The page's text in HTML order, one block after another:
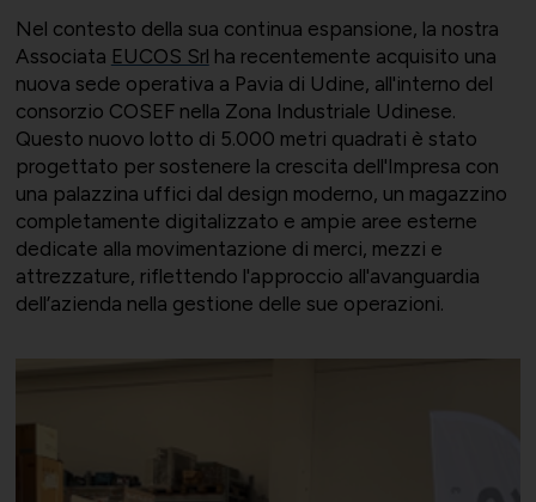
Nel contesto della sua continua espansione, la nostra
Associata EUCOS Srl ha recentemente acquisito una
nuova sede operativa a Pavia di Udine, all'interno del
consorzio COSEF nella Zona Industriale Udinese.
Questo nuovo lotto di 5.000 metri quadrati è stato
progettato per sostenere la crescita dell'Impresa con
una palazzina uffici dal design moderno, un magazzino
completamente digitalizzato e ampie aree esterne
dedicate alla movimentazione di merci, mezzi e
attrezzature, riflettendo l'approccio all'avanguardia
dell’azienda nella gestione delle sue operazioni.
Bilateralità
ConfapiD
UNIONTRASPORTI
ANIEM
Export e commerciale
Appalti e territorio
umane